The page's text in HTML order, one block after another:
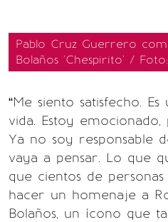
Pablo Cruz Guerrero
Bolaños 'Chespirito' / Foto:
“Me siento satisfecho.
vida. Estoy
Ya no soy responsable
vaya a pensar. Lo que
que cientos de
hacer un homenaje a
Bolaños, un ícono que